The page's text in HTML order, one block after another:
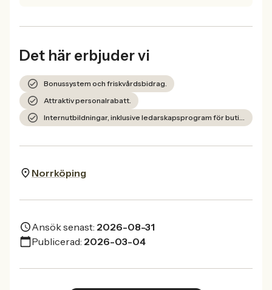
Det här erbjuder vi
Bonussystem och friskvårdsbidrag.
Attraktiv personalrabatt.
Internutbildningar, inklusive ledarskapsprogram för butikschefer.
Norrköping
Ansök senast: 2026-08-31
Publicerad: 2026-03-04